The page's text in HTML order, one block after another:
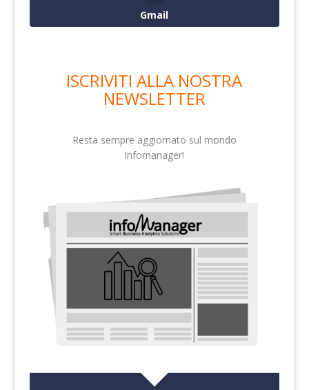
Gmail
ISCRIVITI ALLA NOSTRA
NEWSLETTER
Resta sempre aggiornato sul mondo
Infomanager!